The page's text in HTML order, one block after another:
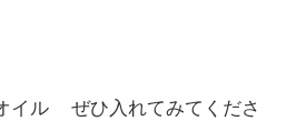
イル
ぜひ入れてみてくださ